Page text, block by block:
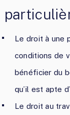
Le droit à une
conditions de
bénéficier du
qu’il est apte
Le droit au